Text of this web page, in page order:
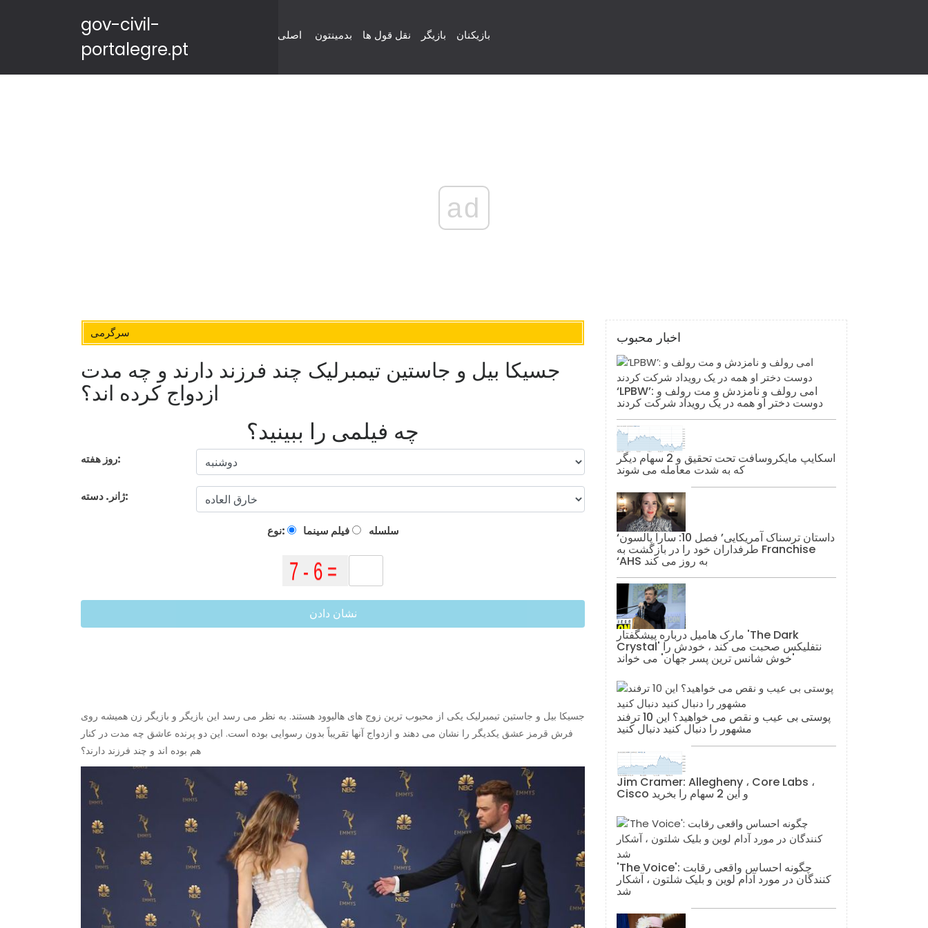
gov-civil-
portalegre.pt
اصلی بدمینتون نقل قول ها بازیگر بازیکنان
ad
سرگرمی
جسیکا بیل و جاستین تیمبرلیک چند فرزند دارند و چه مدت
ازدواج کرده اند؟
چه فیلمی را ببینید؟
روز هفته:
ژانر. دسته:
نوع: فیلم سینما سلسله
نشان دادن
جسیکا بیل و جاستین تیمبرلیک یکی از محبوب ترین زوج های هالیوود هستند. به نظر می رسد این بازیگر و بازیگر زن همیشه روی
فرش قرمز عشق یکدیگر را نشان می دهند و ازدواج آنها تقریباً بدون رسوایی بوده است. این دو پرنده عاشق چه مدت در کنار
هم بوده اند و چند فرزند دارند؟
اخبار محبوب
‘LPBW’: امی رولف و نامزدش و مت رولف و
دوست دختر او همه در یک رویداد شرکت کردند
اسکایپ مایکروسافت تحت تحقیق و 2 سهام دیگر
که به شدت معامله می شوند
‘داستان ترسناک آمریکایی’ فصل 10: سارا پالسون
طرفداران خود را در بازگشت به Franchise
‘AHS به روز می کند
مارک هامیل درباره پیشگفتار 'The Dark
Crystal' نتفلیکس صحبت می کند ، خودش را
'خوش شانس ترین پسر جهان' می خواند
پوستی بی عیب و نقص می خواهید؟ این 10 ترفند
مشهور را دنبال کنید دنبال کنید
Jim Cramer: Allegheny ، Core Labs ،
Cisco و این 2 سهام را بخرید
'The Voice': چگونه احساس واقعی رقابت
کنندگان در مورد آدام لوین و بلیک شلتون ، آشکار
شد